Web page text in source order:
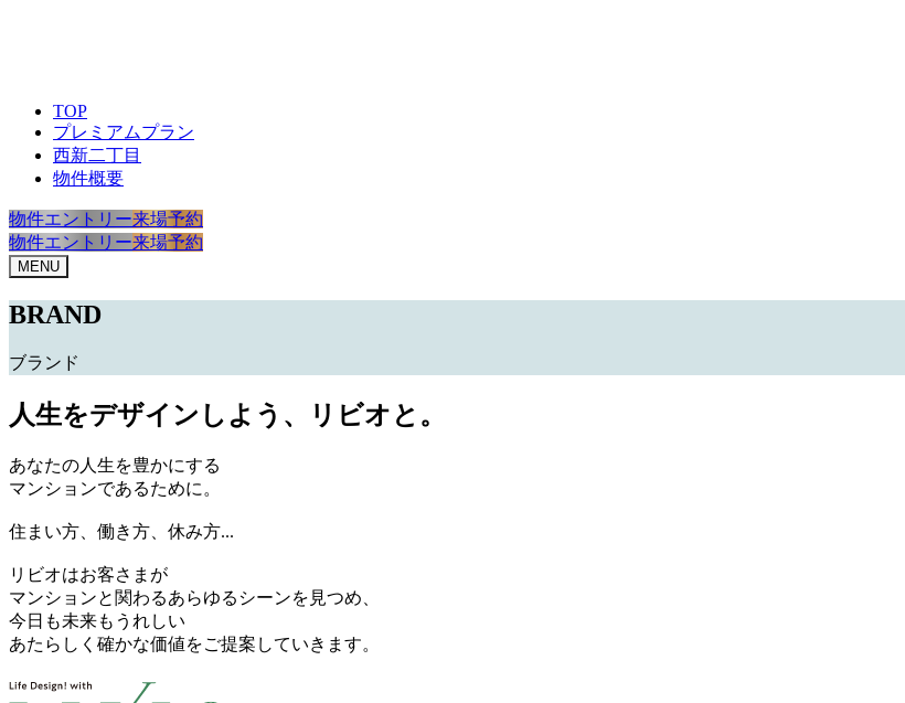
TOP
プレミアムプラン
西新二丁目
物件概要
物件エントリー来場予約
物件エントリー来場予約
MENU
BRAND
ブランド
人生をデザインしよう、リビオと。
あなたの人生を豊かにする
マンションであるために。
住まい方、働き方、休み方...
リビオはお客さまが
マンションと関わるあらゆるシーンを見つめ、
今日も未来もうれしい
あたらしく確かな価値をご提案していきます。